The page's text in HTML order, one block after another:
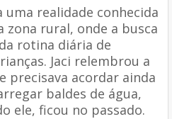
realidade conhecida
rural, onde a busca
rotina diária de
Jaci relembrou a
precisava acordar ainda
baldes de água,
ele, ficou no passado.